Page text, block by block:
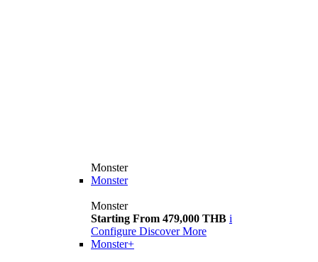
Monster
Monster
Monster
Starting From 479,000 THB i
Configure Discover More
Monster+